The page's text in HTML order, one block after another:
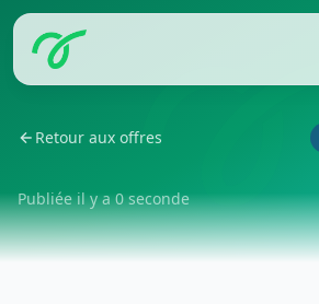
Retour aux offres
Publiée il y a 0 seconde